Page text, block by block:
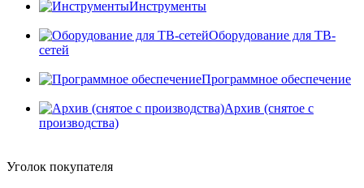
Инструменты
Оборудование для ТВ-
сетей
Программное обеспечение
Архив (снятое с
производства)
Уголок покупателя